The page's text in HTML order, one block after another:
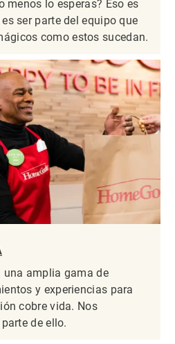
menos lo esperas? Eso es
ser parte del equipo que
como estos sucedan.
una amplia gama de
y experiencias para
cobre vida. Nos
de ello.